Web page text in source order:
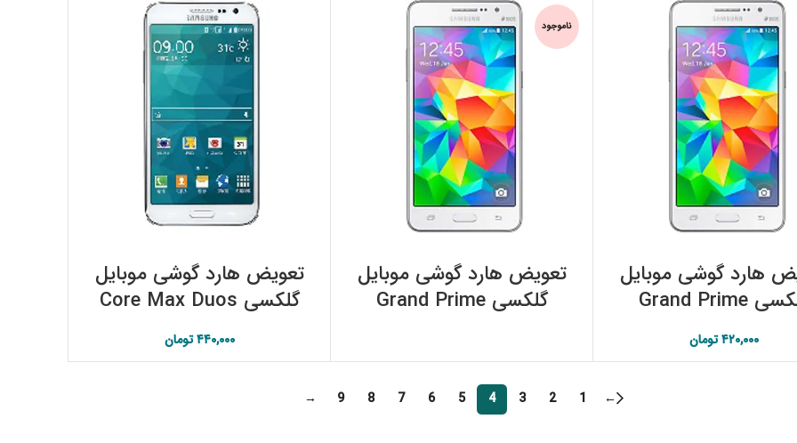
هارد گوشی موبایل
گلکسی Grand Prime
سامسونگ
۴۲۰,۰۰۰تومان
ناموجود
تعویض هارد گوشی موبایل
گلکسی Grand Prime
سامسونگ
تعویض هارد گوشی موبایل
گلکسی Core Max Duos
(SM-G5108Q) سامسونگ
۴۴۰,۰۰۰تومان
←
1
2
3
4
5
6
7
8
9
→